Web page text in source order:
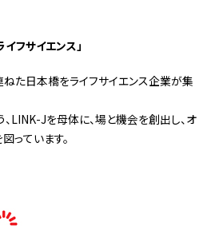
フサイエンス」
た日本橋をライフサイエンス企業が集
LINK-Jを母体に、場と機会を創出し、オ
っています。